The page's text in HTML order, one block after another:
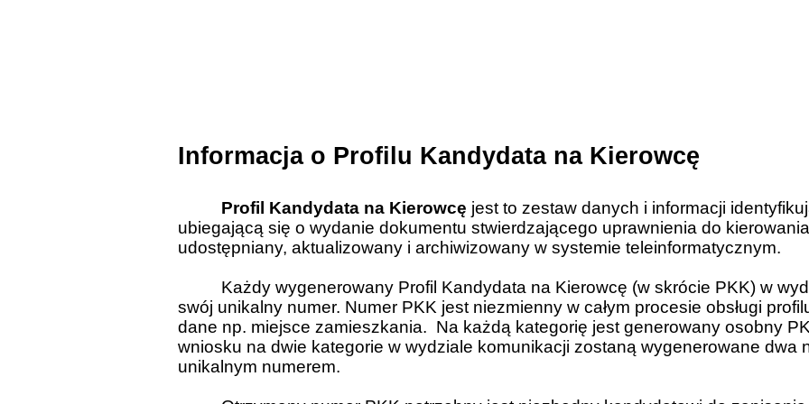
Informacja o Profilu Kandydata na Kierowcę
Profil Kandydata na Kierowcę jest to zestaw danych i informacji
ubiegającą się o wydanie dokumentu stwierdzającego uprawnienia do
udostępniany, aktualizowany i archiwizowany w systemie teleinformatycznym.
Każdy wygenerowany Profil Kandydata na Kierowcę (w skrócie PKK) w
swój unikalny numer. Numer PKK jest niezmienny w całym procesie obsługi
dane np. miejsce zamieszkania. Na każdą kategorię jest generowany osobny
wniosku na dwie kategorie w wydziale komunikacji zostaną wygenerowane dwa
unikalnym numerem.